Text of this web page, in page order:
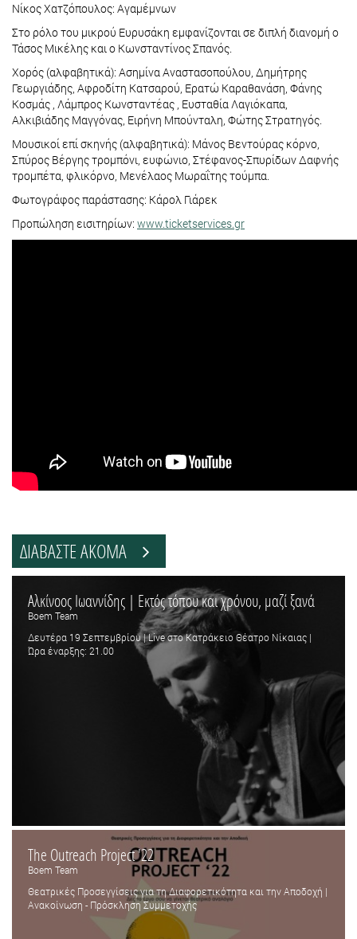
Νίκος Χατζόπουλος: Αγαμέμνων
Στο ρόλο του μικρού Ευρυσάκη εμφανίζονται σε διπλή διανομή ο
Τάσος Μικέλης και ο Κωνσταντίνος Σπανός.
Χορός (αλφαβητικά): Ασημίνα Αναστασοπούλου, Δημήτρης
Γεωργιάδης, Αφροδίτη Κατσαρού, Ερατώ Καραθανάση, Φάνης
Κοσμάς , Λάμπρος Κωνσταντέας , Ευσταθία Λαγιόκαπα,
Αλκιβιάδης Μαγγόνας, Ειρήνη Μπούνταλη, Φώτης Στρατηγός.
Μουσικοί επί σκηνής (αλφαβητικά): Μάνος Βεντούρας κόρνο,
Σπύρος Βέργης τρομπόνι, ευφώνιο, Στέφανος-Σπυρίδων Δαφνής
τρομπέτα, φλικόρνο, Μενέλαος Μωραΐτης τούμπα.
Φωτογράφος παράστασης: Κάρολ Γιάρεκ
Προπώληση εισιτηρίων: www.ticketservices.gr
ΔΙΑΒΑΣΤΕ ΑΚΟΜΑ
Αλκίνοος Ιωαννίδης | Εκτός τόπου και χρόνου, μαζί ξανά
Boem Team
Δευτέρα 19 Σεπτεμβρίου | Live στο Κατράκειο Θέατρο Νίκαιας |
Ώρα έναρξης: 21.00
The Outreach Project '22
Boem Team
Θεατρικές Προσεγγίσεις για τη Διαφορετικότητα και την Αποδοχή |
Ανακοίνωση - Πρόσκληση Συμμετοχής